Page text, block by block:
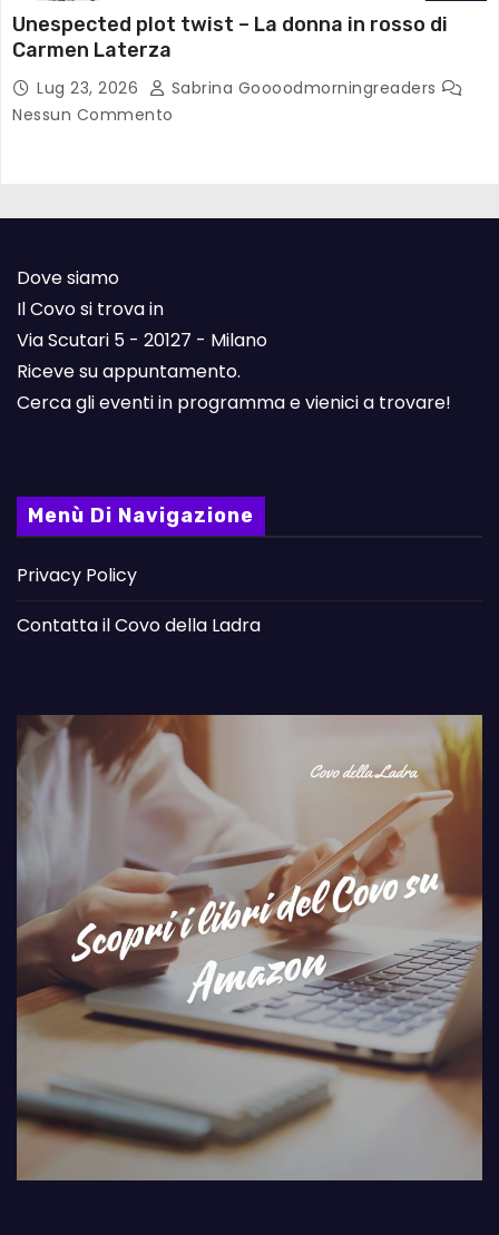
Unespected plot twist – La donna in rosso di
Carmen Laterza
Lug 23, 2026
Sabrina Goooodmorningreaders
Nessun Commento
Dove siamo
Il Covo si trova in
Via Scutari 5 - 20127 - Milano
Riceve su appuntamento.
Cerca gli eventi in programma e vienici a trovare!
Menù Di Navigazione
Privacy Policy
Contatta il Covo della Ladra